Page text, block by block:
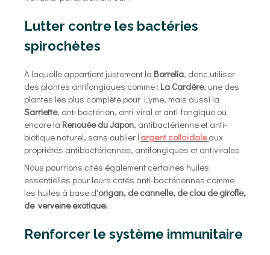
Lutter contre les bactéries
spirochètes
A laquelle appartient justement la Borrelia, donc utiliser
des plantes antifongiques comme : La Cardère, une des
plantes les plus complète pour Lyme, mais aussi la
Sarriette, anti bactérien, anti-viral et anti-fongique ou
encore la Renouée du Japon, antibactérienne et anti-
biotique naturel, sans oublier l’argent colloïdale aux
propriétés antibactériennes, antifongiques et antivirales
Nous pourrions cités également certaines huiles
essentielles pour leurs cotés anti-bactériennes comme
les huiles à base d'origan, de cannelle, de clou de girofle,
de verveine exotique.
Renforcer le système immunitaire